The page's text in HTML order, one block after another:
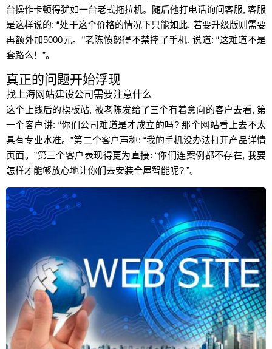
台操作卡顿得犹如一台老式拖拉机。随后他打电话询问客服, 客服
是这样说的: “处于这个价格的情况下只能如此, 若要升级版则需要
再额外加5000元。”老陈愤怒得不禁摔了手机, 说道: “这难道不是
套路么！”。
真正的问题开始浮现
找上海网站建设公司需要注意什么
这个上线后的模板站, 被老陈发给了三个有着意向的客户去看, 第
一个客户讲: “你们公司难道是才成立的吗? 那个网站看上去不太
具有专业水准。”第二个客户声称: “我的手机没办法打开产品详情
页面。”第三个客户表现得更为直接: “你们连案例都不存在, 我要
怎样才能够放心地让你们去安装全屋智能呢? ”。